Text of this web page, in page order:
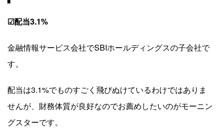
☑配当3.1%
金融情報サービス会社でSBIホールディングスの子会社で
す。
配当は3.1%でものすごく飛びぬけているわけではありま
せんが、財務体質が良好なのでお薦めしたいのがモーニン
グスターです。